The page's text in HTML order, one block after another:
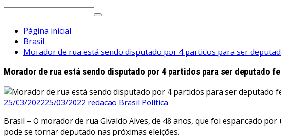
Pesquisar
Página inicial
Brasil
Morador de rua está sendo disputado por 4 partidos para ser
Morador de rua está sendo disputado por 4 partidos para ser deputado
25/03/202225/03/2022 redacao Brasil Política
Brasil – O morador de rua Givaldo Alves, de 48 anos, que foi espancado
pode se tornar deputado nas próximas eleições.